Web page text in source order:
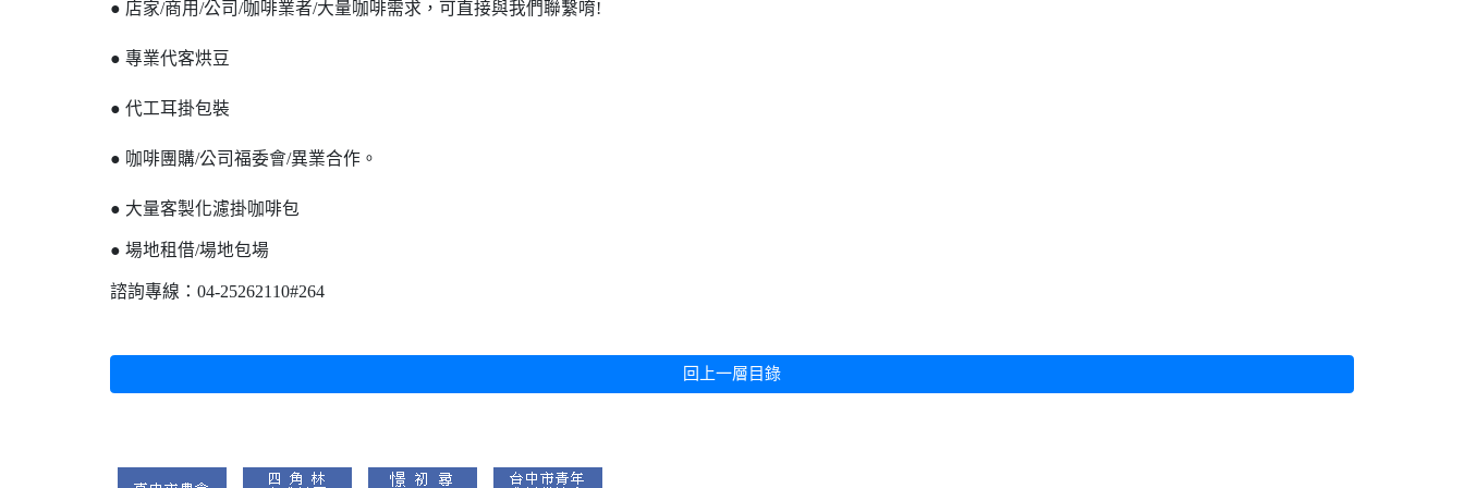
● 店家/商用/公司/咖啡業者/大量咖啡需求，可直接與我們聯繫唷!
● 專業代客烘豆
● 代工耳掛包裝
● 咖啡團購/公司福委會/異業合作。
● 大量客製化濾掛咖啡包
● 場地租借/場地包場
諮詢專線：04-25262110#264
回上一層目錄